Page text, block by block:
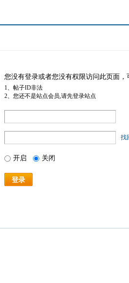
您没有登录或者您没有权限访问此页面
1、帖子ID非法
2、您还不是站点会员,请先登录站点
找
开启 关闭
登录